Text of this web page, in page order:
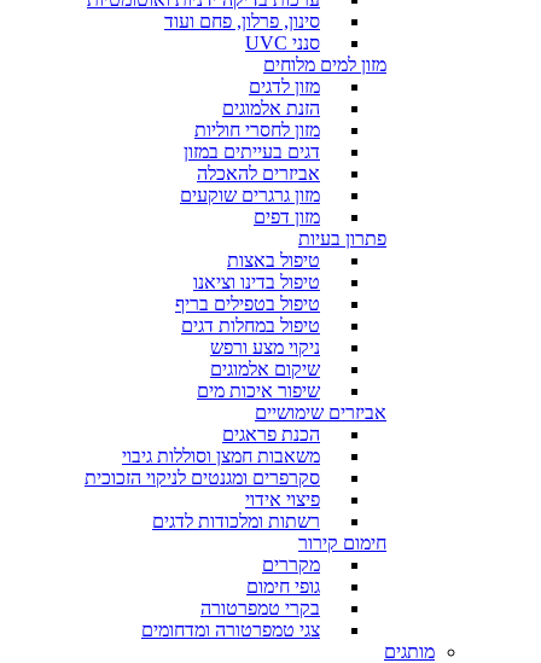
סינון, פרלון, פחם ועוד
סנני UVC
מזון למים מלוחים
מזון לדגים
הזנת אלמוגים
מזון לחסרי חוליות
דגים בעייתים במזון
אביזרים להאכלה
מזון גרגרים שוקעים
מזון דפים
פתרון בעיות
טיפול באצות
טיפול בדינו וציאנו
טיפול בטפילים בריף
טיפול במחלות דגים
ניקוי מצע ורפש
שיקום אלמוגים
שיפור איכות מים
אביזרים שימושיים
הכנת פראגים
משאבות חמצן וסוללות גיבוי
סקרפרים ומגנטים לניקוי הזכוכית
פיצוי אידוי
רשתות ומלכודות לדגים
חימום קירור
מקררים
גופי חימום
בקרי טמפרטורה
צגי טמפרטורה ומדחומים
מותגים